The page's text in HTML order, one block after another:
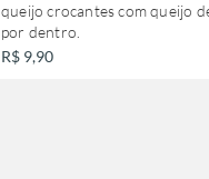
queijo crocantes com queijo
por dentro.
R$ 9,90